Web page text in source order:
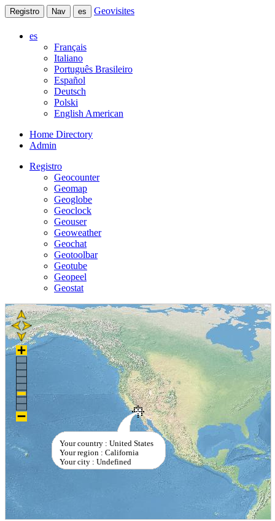
Registro Nav es Geovisites
es
Français
Italiano
Português Brasileiro
Español
Deutsch
Polski
English American
Home Directory
Admin
Registro
Geocounter
Geomap
Geoglobe
Geoclock
Geouser
Geoweather
Geochat
Geotoolbar
Geotube
Geopeel
Geostat
Your country : United States
Your region : California
Your city : Undefined